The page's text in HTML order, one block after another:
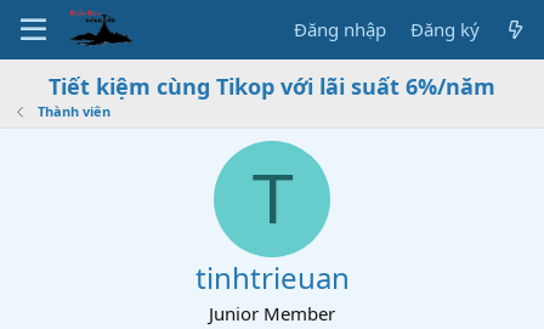
Đăng nhập Đăng ký
Tiết kiệm cùng Tikop với lãi suất 6%/năm
Thành viên
T
tinhtrieuan
Junior Member